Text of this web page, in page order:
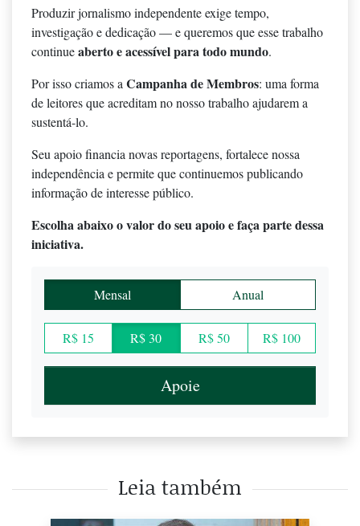
Produzir jornalismo independente exige tempo,
investigação e dedicação — e queremos que esse trabalho
continueaberto e acessível para todo mundo.
Por isso criamos aCampanha de Membros: uma forma
de leitores que acreditam no nosso trabalho ajudarem a
sustentá-lo.
Seu apoio financia novas reportagens, fortalece nossa
independência e permite que continuemos publicando
informação de interesse público.
Escolha abaixo o valor do seu apoio e faça parte dessa
iniciativa.
Mensal Anual
R$ 15 R$ 30 R$ 50 R$ 100
Apoie
Leia também